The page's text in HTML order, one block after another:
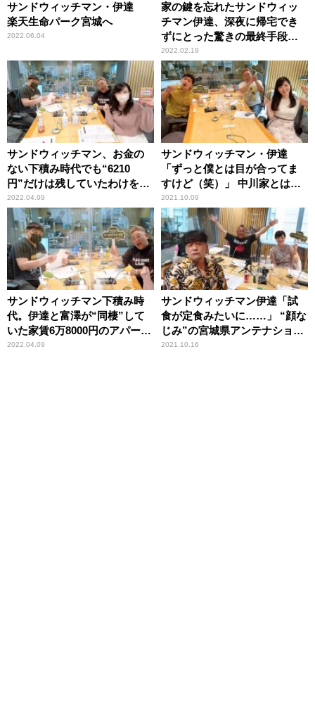
サンドウィッチマン・伊達
楽天生命パーク宮城へ
2022.06.04
家の鍵を忘れたサンドウィッ
チマン伊達、深夜に帰宅でき
ずにとった驚きの最終手段
「だって入れないんだもん」
2022.02.19
サンドウィッチマン、お金の
ない下積み時代でも“6210
円”だけは残していたわけを明
かす「いくらお金がなくて
も……」
2022.04.09
サンドウィッチマン・伊達
「ずっと僕とは目が合ってま
すけど（笑）」 中川家とは照
れて目が合わせられないとい
う女性アナの告白にツッコミ
2021.10.09
サンドウィッチマン下積み時
代。伊達と富澤が“同棲”して
いた家賃6万8000円のアパート
での貴重な2ショット
2022.04.09
サンドウィッチマン伊達「試
食が定食みたいに……」 “顔な
じみ”の宮城県アンテナショッ
プで受けた手厚い接客
2021.10.16